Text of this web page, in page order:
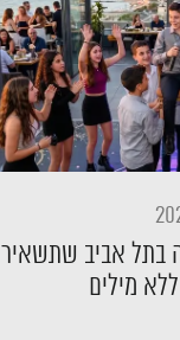
בתל אביב שתשאיר
מילים